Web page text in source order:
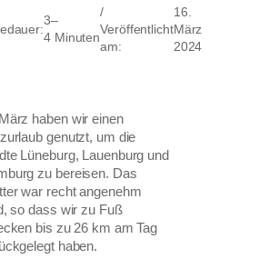
Lüneburg,
Lauenburg
und
3–
4 Minuten
/
Veröffentlicht
am:
16.
März
2024
haben wir einen
genutzt, um die
Lüneburg, Lauenburg und
zu bereisen. Das
war recht angenehm
so dass wir zu Fuß
bis zu 26 km am Tag
haben.